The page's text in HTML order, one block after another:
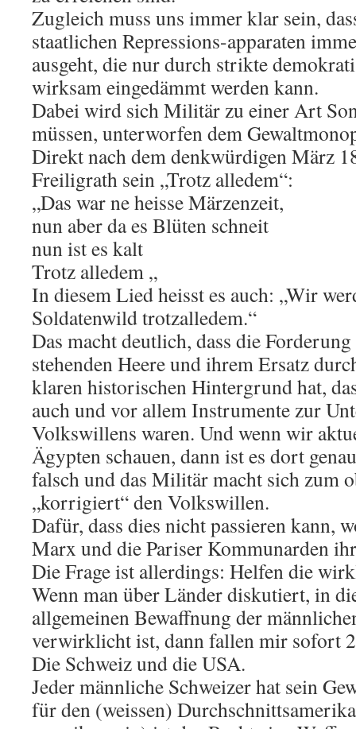
Zugleich muss uns immer klar sein,
staatlichen Repressions-apparaten
ausgeht, die nur durch strikte
wirksam eingedämmt werden kann.
Dabei wird sich Militär zu einer Art
müssen, unterworfen dem
Direkt nach dem denkwürdigen März
Freiligrath sein „Trotz alledem“:
„Das war ne heisse Märzenzeit,
nun aber da es Blüten schneit
nun ist es kalt
Trotz alledem „
In diesem Lied heisst es auch: „Wir
Soldatenwild trotzalledem.“
Das macht deutlich, dass die
stehenden Heere und ihrem Ersatz
klaren historischen Hintergrund hat,
auch und vor allem Instrumente zur
Volkswillens waren. Und wenn wir
Ägypten schauen, dann ist es dort
falsch und das Militär macht sich zum
„korrigiert“ den Volkswillen.
Dafür, dass dies nicht passieren kann,
Marx und die Pariser Kommunarden
Die Frage ist allerdings: Helfen die
Wenn man über Länder diskutiert, in
allgemeinen Bewaffnung der
verwirklicht ist, dann fallen mir sofort
Die Schweiz und die USA.
Jeder männliche Schweizer hat sein
für den (weissen)